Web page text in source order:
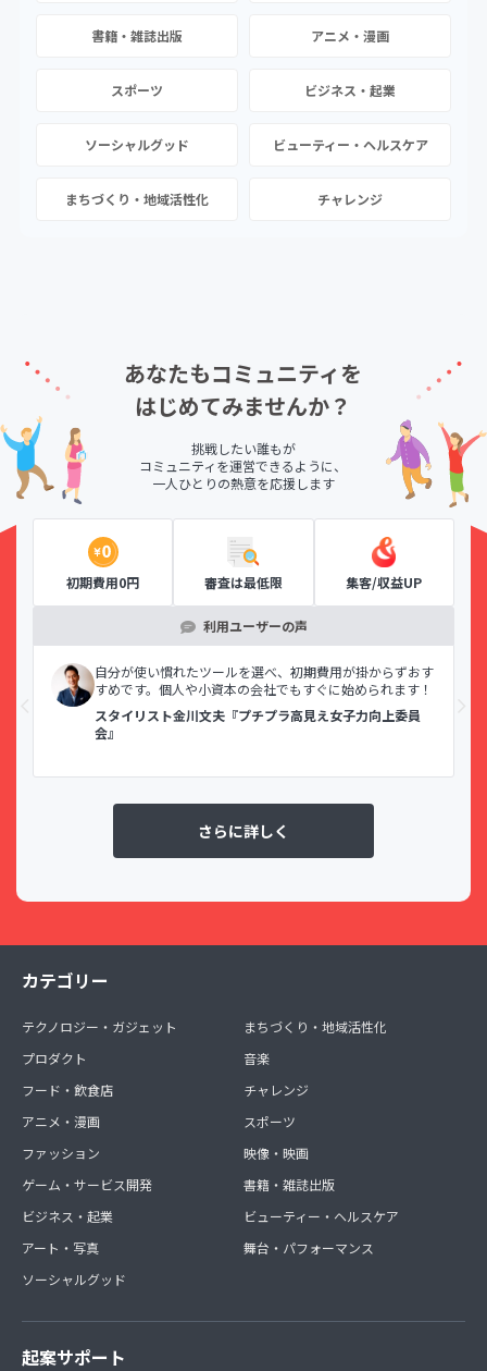
書籍・雑誌出版 アニメ・漫画
スポーツ ビジネス・起業
ソーシャルグッド ビューティー・ヘルスケア
まちづくり・地域活性化 チャレンジ
あなたもコミュニティを
はじめてみませんか？
挑戦したい誰もが
コミュニティを運営できるように、
一人ひとりの熱意を応援します
初期費用0円 審査は最低限 集客/収益UP
利用ユーザーの声
自分が使い慣れたツールを選べ、初期費用が掛からずおす
すめです。個人や小資本の会社でもすぐに始められます！
スタイリスト金川文夫『プチプラ高見え女子力向上委員
会』
さらに詳しく
カテゴリー
テクノロジー・ガジェット
プロダクト
フード・飲食店
アニメ・漫画
ファッション
ゲーム・サービス開発
ビジネス・起業
アート・写真
ソーシャルグッド
まちづくり・地域活性化
音楽
チャレンジ
スポーツ
映像・映画
書籍・雑誌出版
ビューティー・ヘルスケア
舞台・パフォーマンス
起案サポート